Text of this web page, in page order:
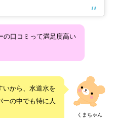
の口コミって満足度高い
くまちゃん
いから、水道水を
の中でも特に人